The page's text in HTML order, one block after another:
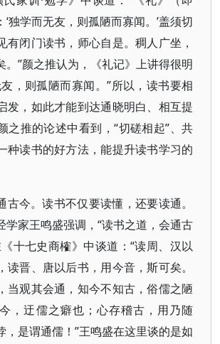
‘独学而无友，则孤陋而寡闻。’盖须切
有闭门读书，师心自是。稠人广坐，
。”颜之推认为，《礼记》上讲得很明
，则孤陋而寡闻。”所以，读书要相
发，如此才能到达通晓明白、相互提
之推的论述中看到，“切磋相起”、共
种读书的好方法，能提升读书学习的
古今。读书不仅要读懂，还要读通。
学家王鸣盛强调，“读书之道，会通古
十七史商榷》中谈道：“读周、汉以
读晋、唐以后书，用今音，斯可矣。
当观其会通，知今不知古，俗儒之陋
，迂儒之癖也；心存稽古，用乃随
，是谓通儒！”王鸣盛在这里谈的是如